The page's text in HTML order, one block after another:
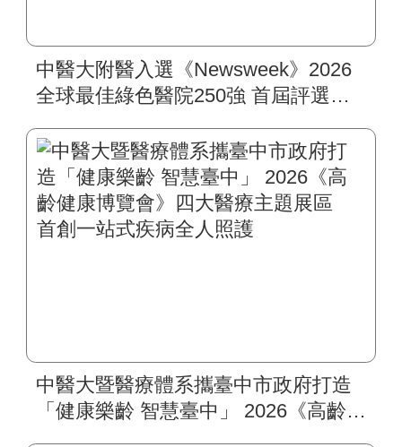
中醫大附醫入選《Newsweek》2026
全球最佳綠色醫院250強 首屆評選即
標居臺灣最佳
中醫大暨醫療體系攜臺中市政府打造
「健康樂齡 智慧臺中」 2026《高齡健